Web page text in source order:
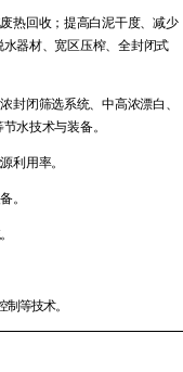
热回收；提高白泥干度、减少
器材、宽区压榨、全封闭式
封闭筛选系统、中高浓漂白、
水技术与装备。
利用率。
。
等技术。